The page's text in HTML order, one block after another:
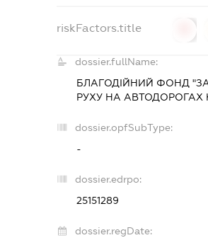
riskFactors.title
dossier.fullName:
БЛАГОДІЙНИЙ ФОНД
РУХУ НА АВТОДОРОГАХ
dossier.opfSubType:
-
dossier.edrpo:
25151289
dossier.regDate: